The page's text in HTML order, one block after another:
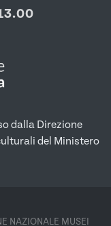
dalla Direzione
del Ministero
NAZIONALE MUSEI